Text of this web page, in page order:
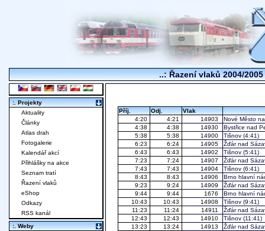
..: Řazení vlaků 2004/
Příj. Odj.
Vlak
4:20
4:21 14903
Nové Město
4:38
4:38 14930
Bystřice nad
5:38
5:38 14900 Tišnov (4:41)
6:23
6:24 14905
Žďár nad
6:43
6:43 14902 Tišnov (5:41)
7:23
7:24 14907
Žďár nad
7:43
7:43 14904 Tišnov (6:41)
8:43
8:43 14906
Brno hlavní
9:23
9:24 14909
Žďár nad
9:44
9:44 1676
Brno hlavní
10:43
10:43 14908 Tišnov (9:41)
11:23
11:24 14911
Žďár nad
12:43
12:43 14910 Tišnov (11:41)
13:23
13:24 14913
Žďár nad
:. Projekty
Aktuality
Články
Atlas drah
Fotogalerie
Kalendář akcí
Přihlášky na akce
Seznam tratí
Řazení vlaků
eShop
Odkazy
RSS kanál
:. Weby